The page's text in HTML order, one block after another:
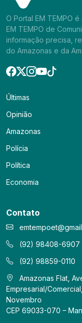
O Portal EM TEMPO
EM TEMPO de
informação precisa,
do Amazonas e da
Últimas
Opinião
Amazonas
Polícia
Política
Economia
Contato
(92) 98408-6907
(92) 98859-0110
Amazonas Flat,
Empresarial/
Novembro
CEP 69033-070 –